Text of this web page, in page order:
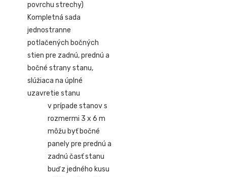
povrchu strechy)
Kompletná sada
jednostranne
potlačených bočných
stien pre zadnú, prednú a
bočné strany stanu,
slúžiaca na úplné
uzavretie stanu
v prípade stanov s
rozmermi 3 x 6 m
môžu byť bočné
panely pre prednú a
zadnú časť stanu
buď z jedného kusu